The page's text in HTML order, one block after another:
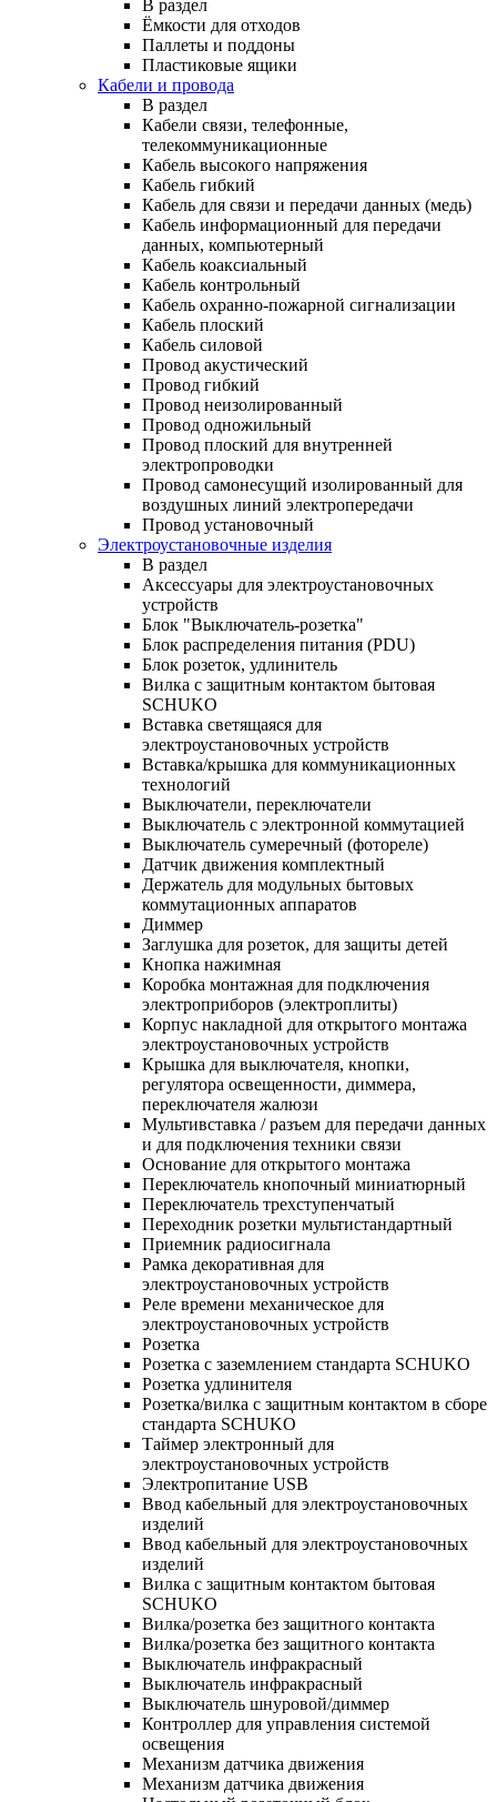
В раздел
Ёмкости для отходов
Паллеты и поддоны
Пластиковые ящики
Кабели и провода
В раздел
Кабели связи, телефонные,
телекоммуникационные
Кабель высокого напряжения
Кабель гибкий
Кабель для связи и передачи данных (медь)
Кабель информационный для передачи
данных, компьютерный
Кабель коаксиальный
Кабель контрольный
Кабель охранно-пожарной сигнализации
Кабель плоский
Кабель силовой
Провод акустический
Провод гибкий
Провод неизолированный
Провод одножильный
Провод плоский для внутренней
электропроводки
Провод самонесущий изолированный для
воздушных линий электропередачи
Провод установочный
Электроустановочные изделия
В раздел
Аксессуары для электроустановочных
устройств
Блок "Выключатель-розетка"
Блок распределения питания (PDU)
Блок розеток, удлинитель
Вилка с защитным контактом бытовая
SCHUKO
Вставка светящаяся для
электроустановочных устройств
Вставка/крышка для коммуникационных
технологий
Выключатели, переключатели
Выключатель с электронной коммутацией
Выключатель сумеречный (фотореле)
Датчик движения комплектный
Держатель для модульных бытовых
коммутационных аппаратов
Диммер
Заглушка для розеток, для защиты детей
Кнопка нажимная
Коробка монтажная для подключения
электроприборов (электроплиты)
Корпус накладной для открытого монтажа
электроустановочных устройств
Крышка для выключателя, кнопки,
регулятора освещенности, диммера,
переключателя жалюзи
Мультивставка / разъем для передачи данных
и для подключения техники связи
Основание для открытого монтажа
Переключатель кнопочный миниатюрный
Переключатель трехступенчатый
Переходник розетки мультистандартный
Приемник радиосигнала
Рамка декоративная для
электроустановочных устройств
Реле времени механическое для
электроустановочных устройств
Розетка
Розетка с заземлением стандарта SCHUKO
Розетка удлинителя
Розетка/вилка с защитным контактом в сборе
стандарта SCHUKO
Таймер электронный для
электроустановочных устройств
Электропитание USB
Ввод кабельный для электроустановочных
изделий
Ввод кабельный для электроустановочных
изделий
Вилка с защитным контактом бытовая
SCHUKO
Вилка/розетка без защитного контакта
Вилка/розетка без защитного контакта
Выключатель инфракрасный
Выключатель инфракрасный
Выключатель шнуровой/диммер
Контроллер для управления системой
освещения
Механизм датчика движения
Механизм датчика движения